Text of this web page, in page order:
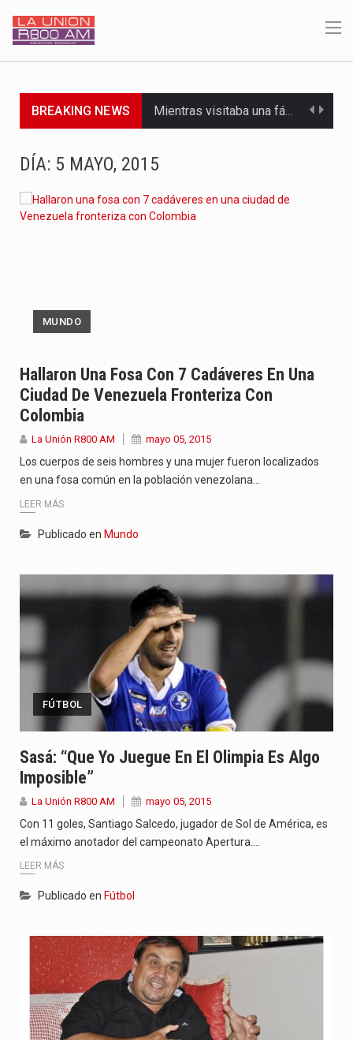
BREAKING NEWS Mientras visitaba una fábrica de armamentos en San Paulo, el…
“La situación no está tan mala en el Ministerio de…
DÍA: 5 MAYO, 2015
MUNDO
Hallaron Una Fosa Con 7 Cadáveres En Una
Ciudad De Venezuela Fronteriza Con
Colombia
La Unión R800 AM mayo 05, 2015
Los cuerpos de seis hombres y una mujer fueron localizados
en una fosa común en la población venezolana…
LEER MÁS
Publicado en Mundo
FÚTBOL
Sasá: “Que Yo Juegue En El Olimpia Es Algo
Imposible”
La Unión R800 AM mayo 05, 2015
Con 11 goles, Santiago Salcedo, jugador de Sol de América, es
el máximo anotador del campeonato Apertura.…
LEER MÁS
Publicado en Fútbol